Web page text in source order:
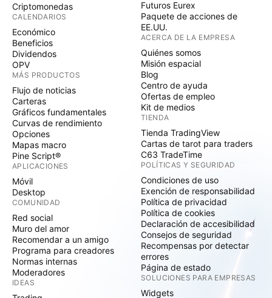
Criptomonedas
CALENDARIOS
Económico
Beneficios
Dividendos
OPV
MÁS PRODUCTOS
Flujo de noticias
Carteras
Gráficos fundamentales
Curvas de rendimiento
Opciones
Mapas macro
Pine Script®
APLICACIONES
Móvil
Desktop
COMUNIDAD
Red social
Muro del amor
Recomendar a un amigo
Programa para creadores
Normas internas
Moderadores
IDEAS
Futuros Eurex
Paquete de acciones de
EE.UU.
ACERCA DE LA EMPRESA
Quiénes somos
Misión espacial
Blog
Centro de ayuda
Ofertas de empleo
Kit de medios
TIENDA
Tienda TradingView
Cartas de tarot para traders
C63 TradeTime
POLÍTICAS Y SEGURIDAD
Condiciones de uso
Exención de responsabilidad
Política de privacidad
Política de cookies
Declaración de accesibilidad
Consejos de seguridad
Recompensas por detectar
errores
Página de estado
SOLUCIONES PARA EMPRESAS
Widgets